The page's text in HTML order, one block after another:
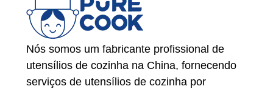
Nós somos um fabricante profissional de
utensílios de cozinha na China, fornecendo
serviços de utensílios de cozinha por